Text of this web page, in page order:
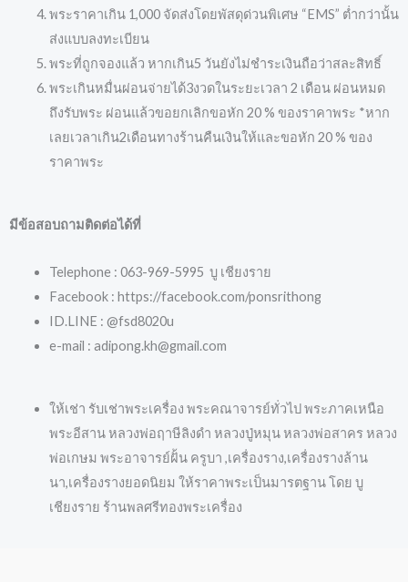
พระราคาเกิน 1,000 จัดส่งโดยพัสดุด่วนพิเศษ “EMS” ต่ำกว่านั้น
ส่งแบบลงทะเบียน
พระที่ถูกจองแล้ว หากเกิน5 วันยังไม่ชำระเงินถือว่าสละสิทธิ์
พระเกินหมื่นผ่อนจ่ายได้3งวดในระยะเวลา 2 เดือน ผ่อนหมด
ถึงรับพระ ผ่อนแล้วขอยกเลิกขอหัก 20 % ของราคาพระ *หาก
เลยเวลาเกิน2เดือนทางร้านคืนเงินให้และขอหัก 20 % ของ
ราคาพระ
มีข้อสอบถามติดต่อได้ที่
Telephone : 063-969-5995 บู เชียงราย
Facebook : https://facebook.com/ponsrithong
ID.LINE : @fsd8020u
e-mail : adipong.kh@gmail.com
ให้เช่า รับเช่าพระเครื่อง พระคณาจารย์ทั่วไป พระภาคเหนือ
พระอีสาน หลวงพ่อฤาษีลิงดำ หลวงปู่หมุน หลวงพ่อสาคร หลวง
พ่อเกษม พระอาจารย์ฝั้น ครูบา ,เครื่องราง,เครื่องรางล้าน
นา,เครื่องรางยอดนิยม ให้ราคาพระเป็นมารตฐาน โดย บู
เชียงราย ร้านพลศรีทองพระเครื่อง